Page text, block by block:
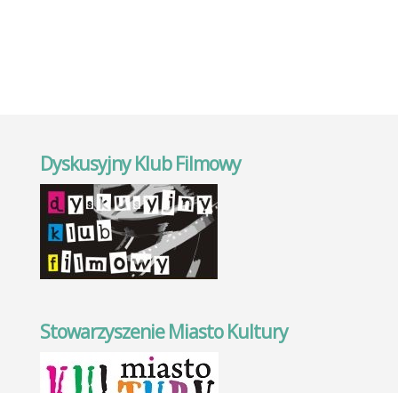
Dyskusyjny Klub Filmowy
Stowarzyszenie Miasto Kultury